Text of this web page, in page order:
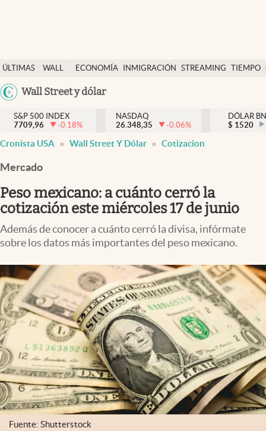
ÚLTIMAS
NOTICIAS
WALL
DÓLAR
ECONOMÍA INMIGRACIÓN STREAMING TIEMPO
México
Wall Street y dólar
Finanzas y economía
Wall Street y dólar
Inmigración
Espiritual
Streaming
Lifestyle
USA
S&P 500 INDEX
7709,96
-0.18%
NASDAQ
26.348,35
-0.06%
DÓLAR
$ 1520
Cronista USA Wall Street Y Dólar Cotizacion
Mercado
Peso mexicano: a cuánto cerró la
cotización este miércoles 17 de junio
Además de conocer a cuánto cerró la divisa, infórmate
sobre los datos más importantes del peso mexicano.
Fuente: Shutterstock